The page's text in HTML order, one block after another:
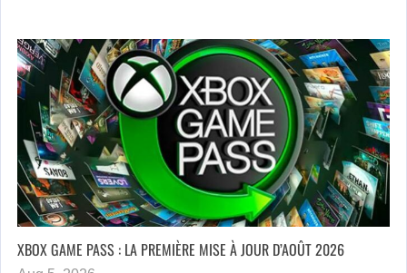
XBOX GAME PASS : LA PREMIÈRE MISE À JOUR D’AOÛT 2026